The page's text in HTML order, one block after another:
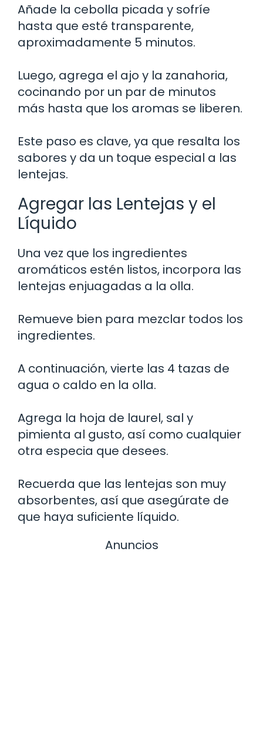
Añade la cebolla picada y sofríe
hasta que esté transparente,
aproximadamente 5 minutos.
Luego, agrega el ajo y la zanahoria,
cocinando por un par de minutos
más hasta que los aromas se liberen.
Este paso es clave, ya que resalta los
sabores y da un toque especial a las
lentejas.
Agregar las Lentejas y el
Líquido
Una vez que los ingredientes
aromáticos estén listos, incorpora las
lentejas enjuagadas a la olla.
Remueve bien para mezclar todos los
ingredientes.
A continuación, vierte las 4 tazas de
agua o caldo en la olla.
Agrega la hoja de laurel, sal y
pimienta al gusto, así como cualquier
otra especia que desees.
Recuerda que las lentejas son muy
absorbentes, así que asegúrate de
que haya suficiente líquido.
Anuncios